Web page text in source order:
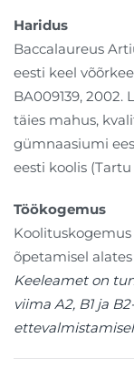
Haridus
Baccalaureus
eesti keel
BA009139,
täies mahus,
gümnaasiumi
eesti koolis
Töökogemus
õpetamisel alates
Keeleamet on
viima A2, B1 ja